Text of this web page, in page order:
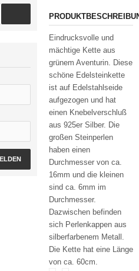
Eindrucksvolle und
mächtige Kette aus
grünem Aventurin. Diese
schöne Edelsteinkette
ist auf Edelstahlseide
aufgezogen und hat
einen Knebelverschluß
aus 925er Silber. Die
großen Steinperlen
haben einen
Durchmesser von ca.
16mm und die kleinen
sind ca. 6mm im
Durchmesser.
Dazwischen befinden
sich Perlenkappen aus
silberfarbenem Metall.
Die Kette hat eine Länge
von ca. 60cm.